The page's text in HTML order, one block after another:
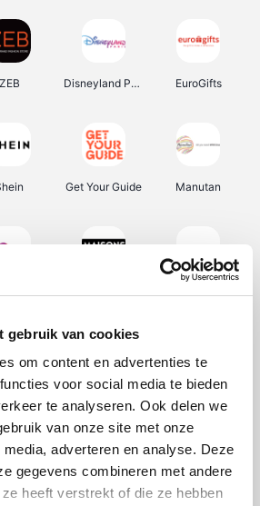
gebruik van cookies
om content en advertenties te
voor social media te bieden
te analyseren. Ook delen we
van onze site met onze
adverteren en analyse. Deze
gegevens combineren met andere
heeft verstrekt of die ze hebben
ZEB Disneyland Paris EuroGifts
Get Your Guide Manutan
Schiesser Interhome